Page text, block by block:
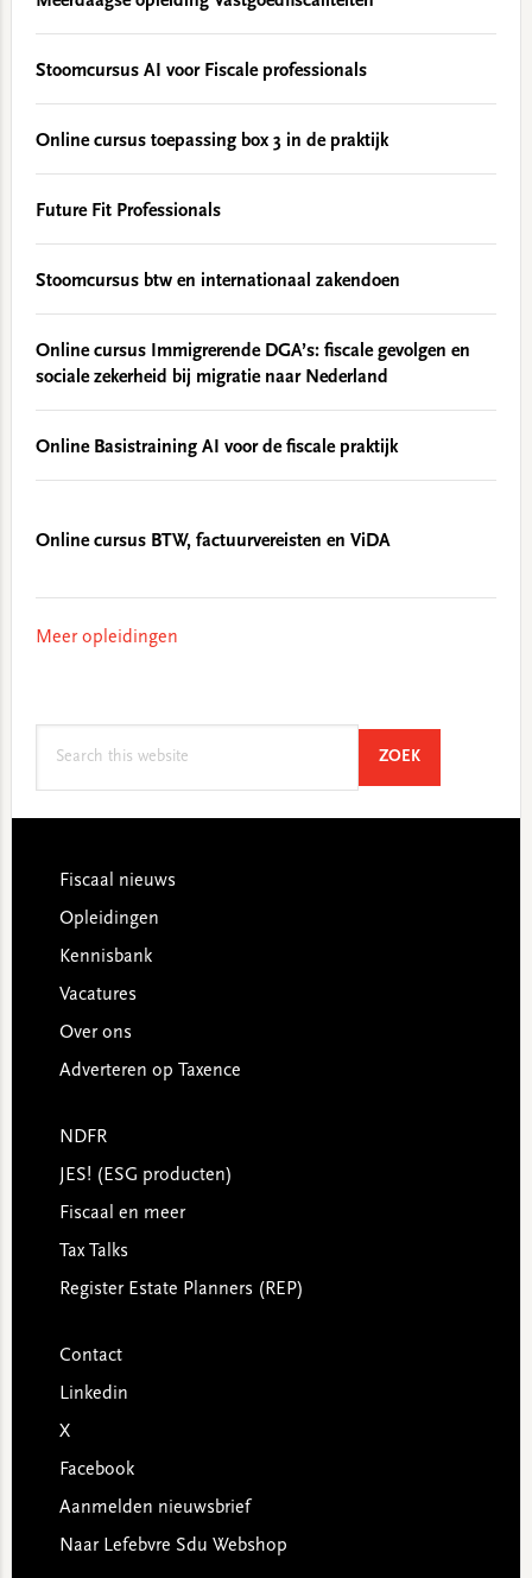
Stoomcursus AI voor Fiscale professionals
Online cursus toepassing box 3 in de praktijk
Future Fit Professionals
Stoomcursus btw en internationaal zakendoen
Online cursus Immigrerende DGA’s: fiscale gevolgen en
sociale zekerheid bij migratie naar Nederland
Online Basistraining AI voor de fiscale praktijk
Online cursus BTW, factuurvereisten en ViDA
Meer opleidingen
ZOEKSEARCH
Footer
Fiscaal nieuws
Opleidingen
Kennisbank
Vacatures
Over ons
Adverteren op Taxence
NDFR
JES! (ESG producten)
Fiscaal en meer
Tax Talks
Register Estate Planners (REP)
Contact
Linkedin
X
Facebook
Aanmelden nieuwsbrief
Naar Lefebvre Sdu Webshop